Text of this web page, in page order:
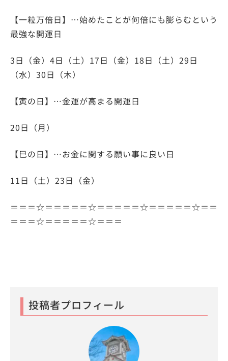
【一粒万倍日】…始めたことが何倍にも膨らむという
最強な開運日
3日（金）4日（土）17日（金）18日（土）29日
（水）30日（木）
【寅の日】…金運が高まる開運日
20日（月）
【巳の日】…お金に関する願い事に良い日
11日（土）23日（金）
＝＝＝☆＝＝＝＝＝☆＝＝＝＝＝☆＝＝＝＝＝☆＝＝
＝＝＝☆＝＝＝＝＝☆＝＝＝
投稿者プロフィール